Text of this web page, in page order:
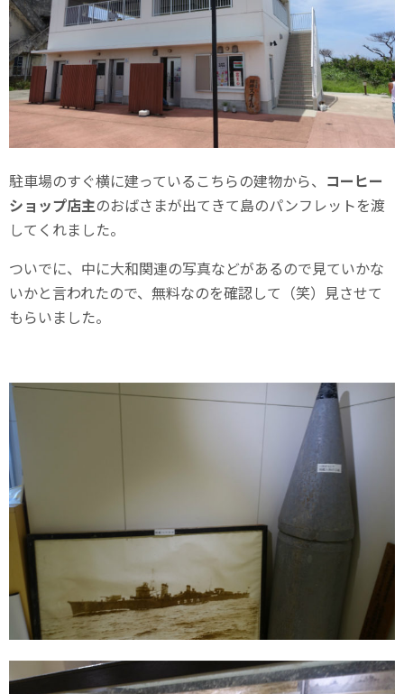
駐車場のすぐ横に建っているこちらの建物から、 コーヒー
ショップ店主のおばさまが出てきて島のパンフレットを渡
してくれました。
ついでに、中に大和関連の写真などがあるので見ていかな
いかと言われたので、無料なのを確認して（笑）見させて
もらいました。